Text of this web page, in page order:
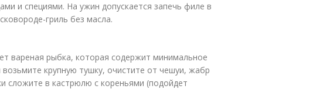
и специями. На ужин допускается запечь филе в
гриль без масла.
вареная рыбка, которая содержит минимальное
крупную тушку, очистите от чешуи, жабр
сложите в кастрюлю с кореньями (подойдет